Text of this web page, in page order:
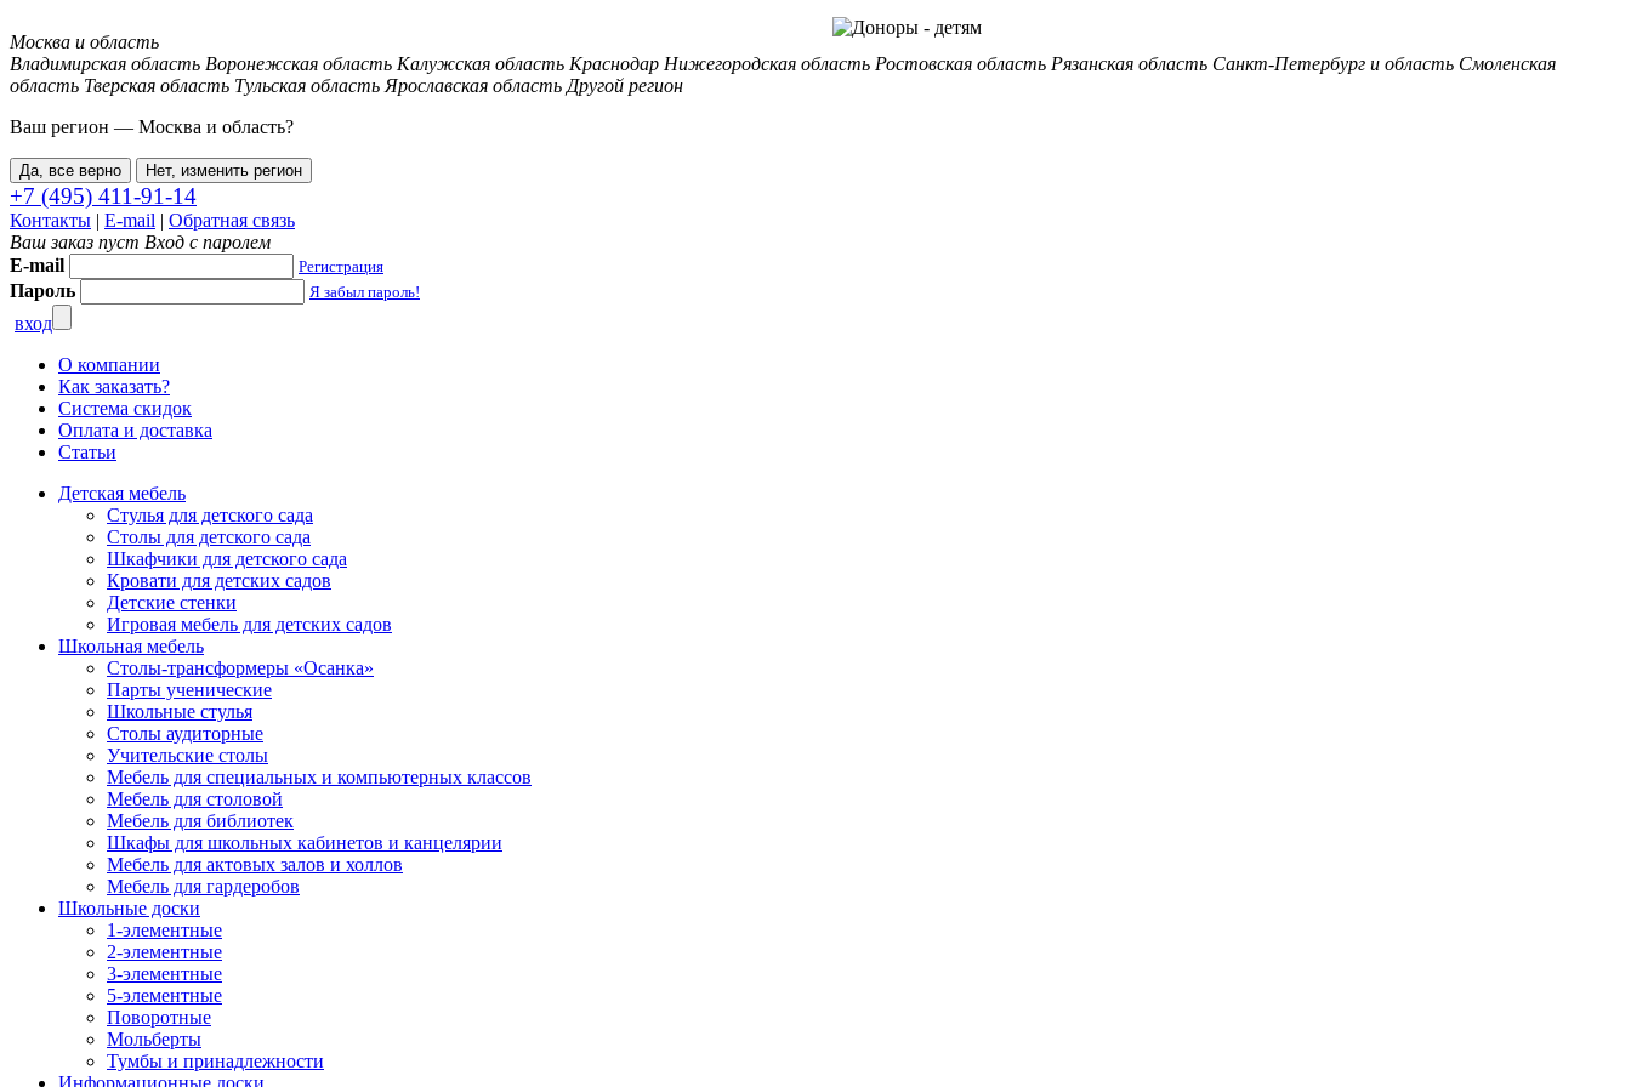
Москва и область
Владимирская область Воронежская область Калужская область Краснодар Нижегородская область Ростовская область Рязанская область Санкт-Петербург и область Смоленская
область Тверская область Тульская область Ярославская область Другой регион
Ваш регион — Москва и область?
Да, все верно Нет, изменить регион
+7 (495) 411-91-14
Контакты | E-mail | Обратная связь
Ваш заказ пуст Вход с паролем
E-mail
Регистрация
Пароль Я забыл пароль!
вход
О компании
Как заказать?
Система скидок
Оплата и доставка
Статьи
Детская мебель
Стулья для детского сада
Столы для детского сада
Шкафчики для детского сада
Кровати для детских садов
Детские стенки
Игровая мебель для детских садов
Школьная мебель
Столы-трансформеры «Осанка»
Парты ученические
Школьные стулья
Столы аудиторные
Учительские столы
Мебель для специальных и компьютерных классов
Мебель для столовой
Мебель для библиотек
Шкафы для школьных кабинетов и канцелярии
Мебель для актовых залов и холлов
Мебель для гардеробов
Школьные доски
1-элементные
2-элементные
3-элементные
5-элементные
Поворотные
Мольберты
Тумбы и принадлежности
Информационные доски